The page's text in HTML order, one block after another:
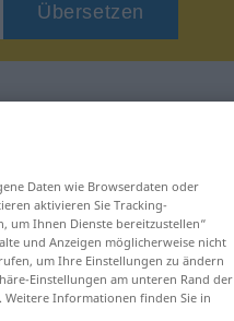
Übersetzen
Daten wie Browserdaten oder
aktivieren Sie Tracking-
um Ihnen Dienste bereitzustellen“
und Anzeigen möglicherweise nicht
um Ihre Einstellungen zu ändern
Einstellungen am unteren Rand der
Weitere Informationen finden Sie in